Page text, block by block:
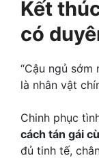
Kết
có
“Cậu ngủ
là nhân vật
Chinh phục
cách tán gái
đủ tinh tế,